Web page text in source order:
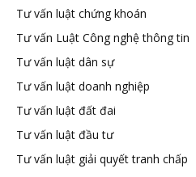
Tư vấn luật chứng khoán
Tư vấn Luật Công nghệ thông tin
Tư vấn luật dân sự
Tư vấn luật doanh nghiệp
Tư vấn luật đất đai
Tư vấn luật đầu tư
Tư vấn luật giải quyết tranh chấp